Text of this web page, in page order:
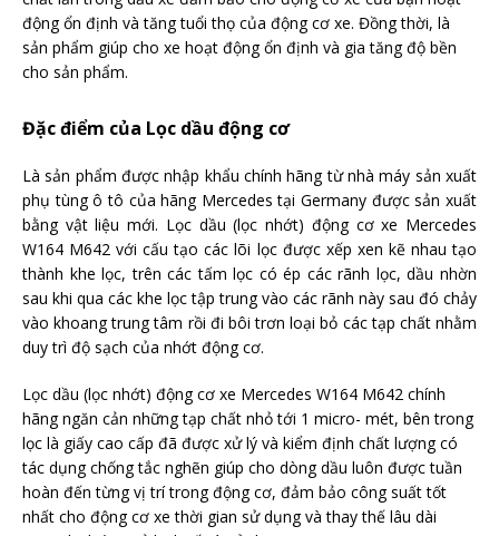
động ổn định và tăng tuổi thọ của động cơ xe. Đồng thời, là
sản phẩm giúp cho xe hoạt động ổn định và gia tăng độ bền
cho sản phẩm.
Đặc điểm của Lọc dầu động cơ
Là sản phẩm được nhập khẩu chính hãng từ nhà máy sản xuất
phụ tùng ô tô của hãng Mercedes tại Germany được sản xuất
bằng vật liệu mới. Lọc dầu (lọc nhớt) động cơ xe Mercedes
W164 M642 với cấu tạo các lõi lọc được xếp xen kẽ nhau tạo
thành khe lọc, trên các tấm lọc có ép các rãnh lọc, dầu nhờn
sau khi qua các khe lọc tập trung vào các rãnh này sau đó chảy
vào khoang trung tâm rồi đi bôi trơn loại bỏ các tạp chất nhằm
duy trì độ sạch của nhớt động cơ.
Lọc dầu (lọc nhớt) động cơ xe Mercedes W164 M642 chính
hãng ngăn cản những tạp chất nhỏ tới 1 micro- mét, bên trong
lọc là giấy cao cấp đã được xử lý và kiểm định chất lượng có
tác dụng chống tắc nghẽn giúp cho dòng dầu luôn được tuần
hoàn đến từng vị trí trong động cơ, đảm bảo công suất tốt
nhất cho động cơ xe thời gian sử dụng và thay thế lâu dài